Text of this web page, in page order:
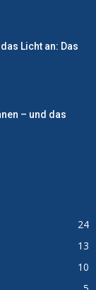
Licht an: Das
– und das
24
13
10